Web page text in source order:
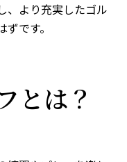
、より充実したゴル
です。
とは？